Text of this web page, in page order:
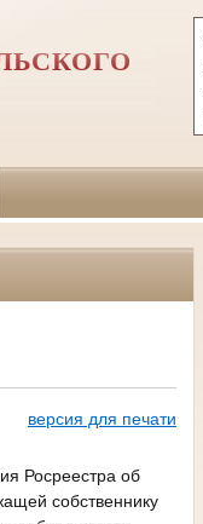
версия для печати
Росреестра об
собственнику